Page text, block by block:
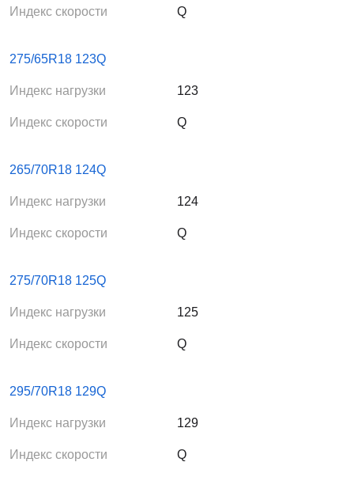
Индекс скорости Q
275/65R18 123Q
Индекс нагрузки 123
Индекс скорости Q
265/70R18 124Q
Индекс нагрузки 124
Индекс скорости Q
275/70R18 125Q
Индекс нагрузки 125
Индекс скорости Q
295/70R18 129Q
Индекс нагрузки 129
Индекс скорости Q